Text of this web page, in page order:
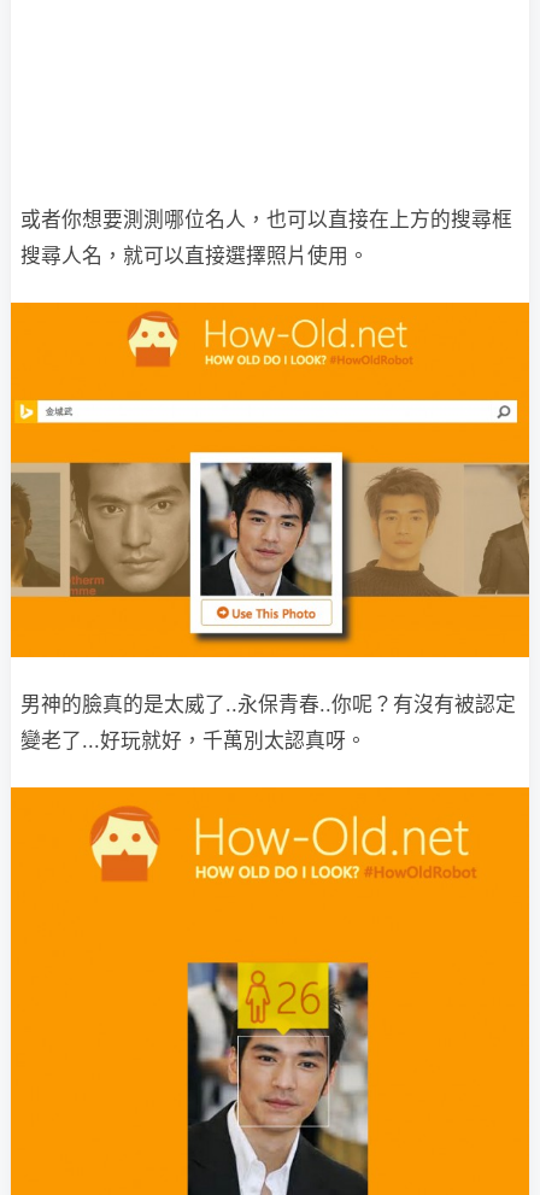
或者你想要測測哪位名人，也可以直接在上方的搜尋框
搜尋人名，就可以直接選擇照片使用。
男神的臉真的是太威了..永保青春..你呢？有沒有被認定
變老了...好玩就好，千萬別太認真呀。